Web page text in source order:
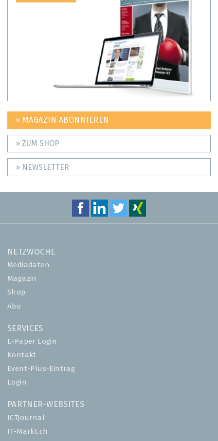
» MAGAZIN ABONNIEREN
» ZUM SHOP
» NEWSLETTER
NETZWOCHE
Mediadaten
Magazin
Shop
Abo
SERVICES
E-Paper Login
Kontakt
Event-Plus-Eintrag
Login
PARTNER-WEBSITES
ICTjournal
IT-Markt.ch